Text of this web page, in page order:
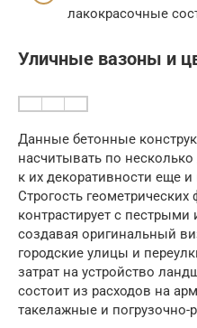
лакокрасочные
Уличные вазоны и
Данные бетонные
насчитывать по
к их декоративности еще
Строгость
контрастирует с
создавая оригинальный
городские улицы и
затрат на устройство
состоит из расходов на
такелажные и погрузочно-